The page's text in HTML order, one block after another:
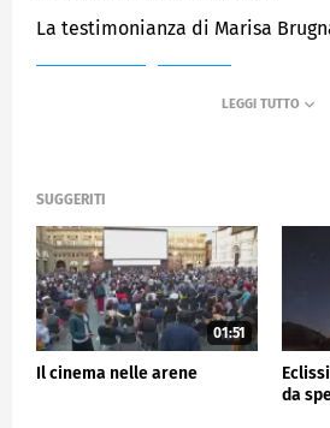
La testimonianza di Marisa
SUGGERITI
01:51
Il cinema nelle arene
da